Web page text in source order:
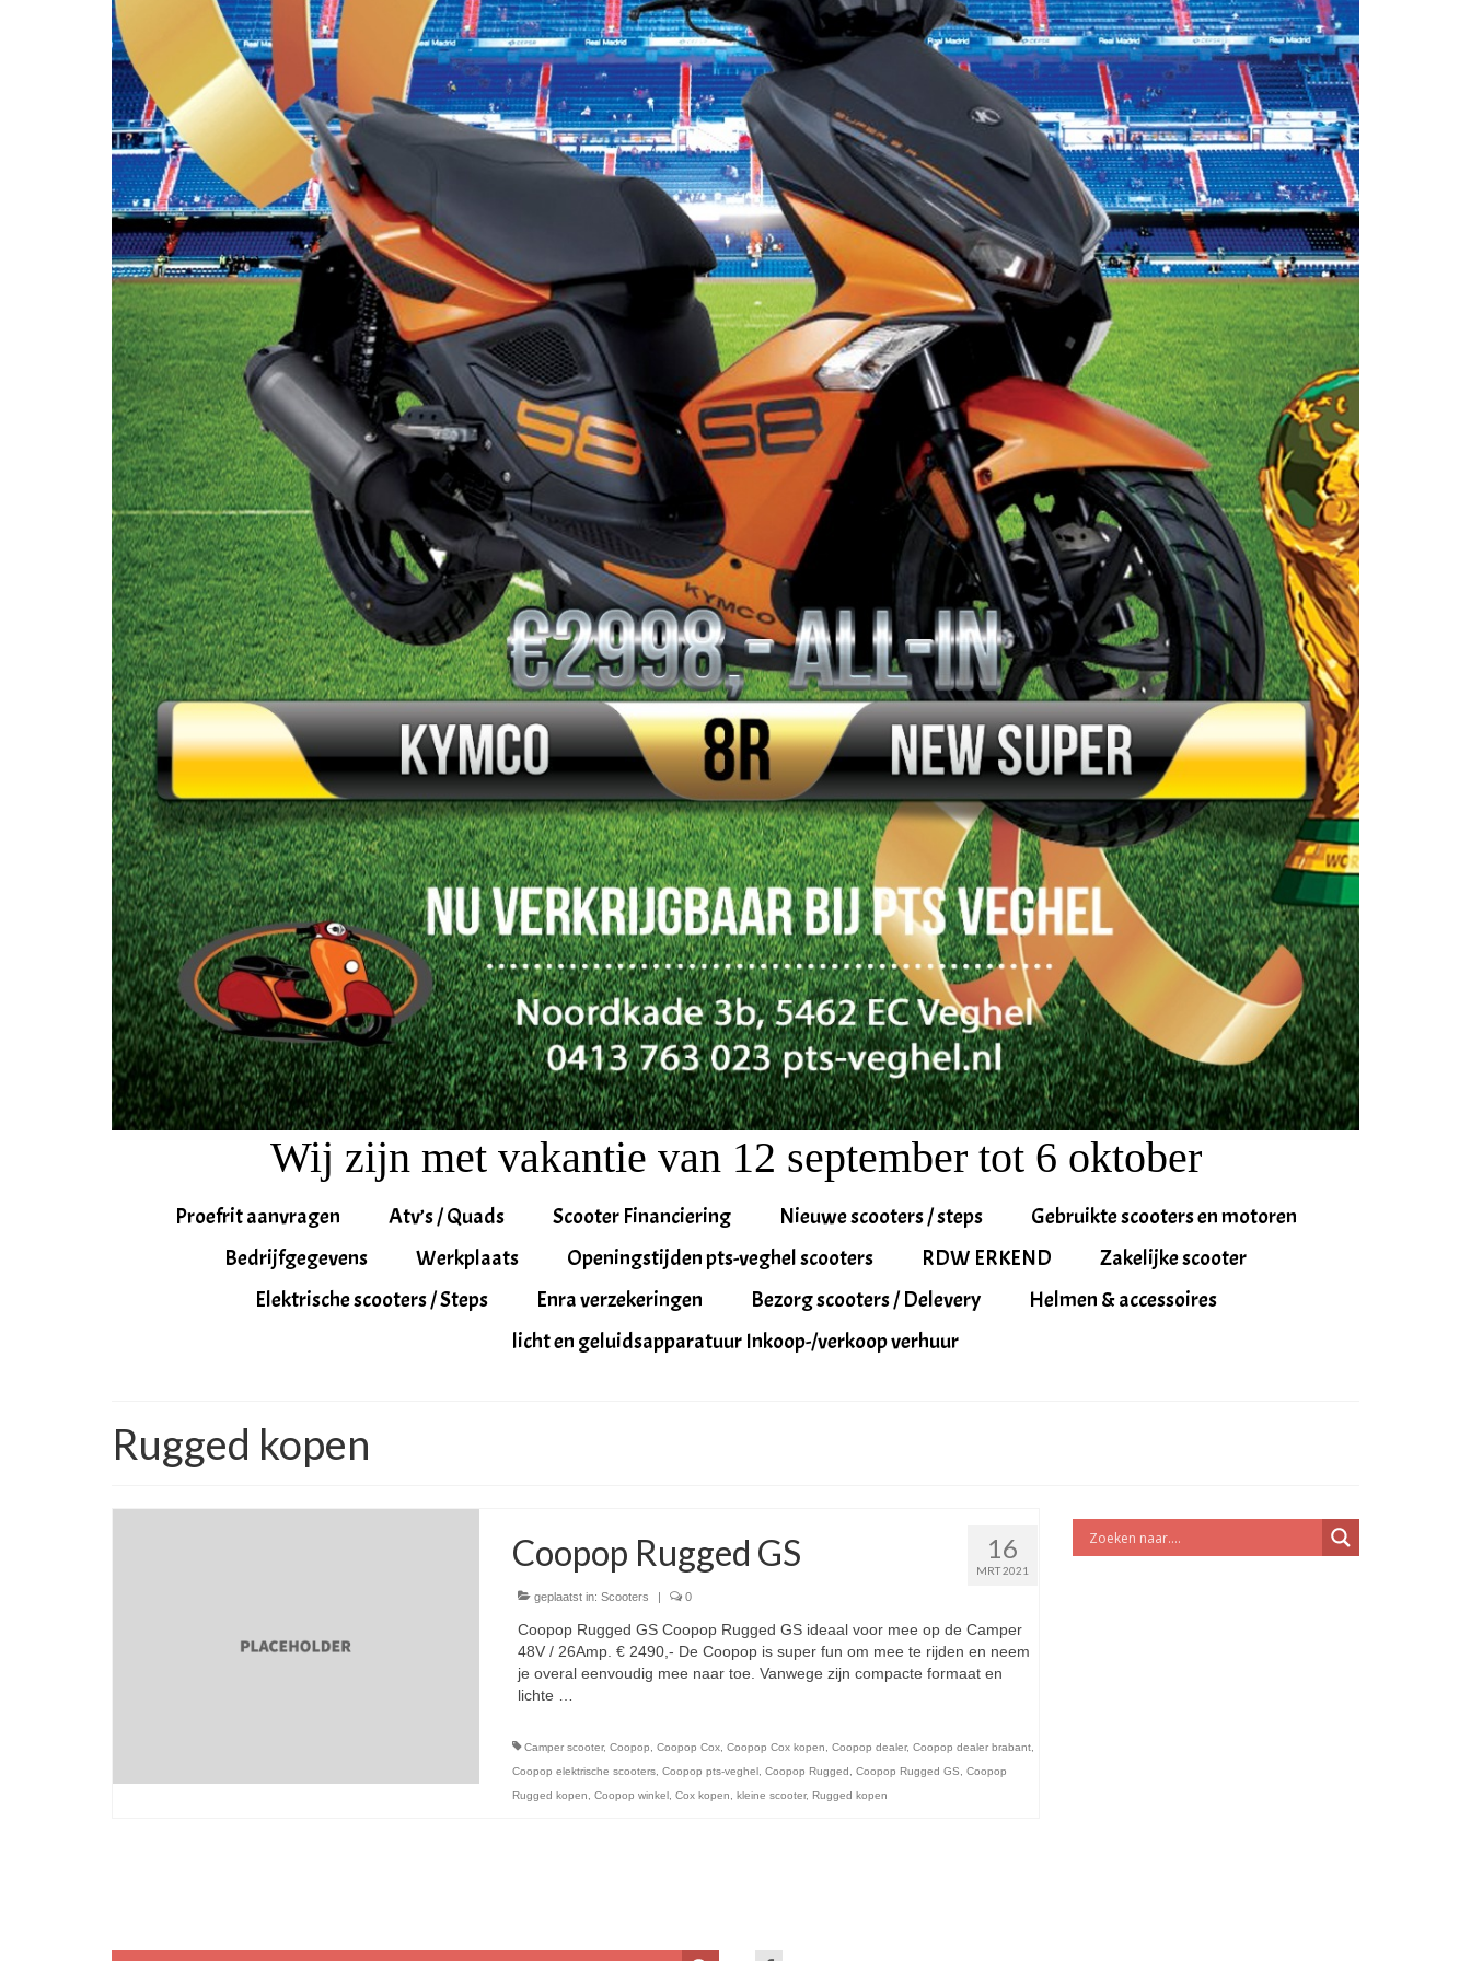
Wij zijn met vakantie van 12 september tot 6 oktober
Proefrit aanvragen Atv’s / Quads Scooter Financiering Nieuwe scooters / steps
Gebruikte scooters en motoren
Bedrijfgegevens
Werkplaats Openingstijden pts-veghel scooters RDW ERKEND
Zakelijke scooter
Elektrische scooters / Steps
Enra verzekeringen Bezorg scooters / Delevery
Helmen & accessoires
licht en geluidsapparatuur Inkoop-/verkoop verhuur
Rugged kopen
16
MRT 2021
Coopop Rugged GS
geplaatst in: Scooters 0
Coopop Rugged GS Coopop Rugged GS ideaal voor mee op de Camper
48V / 26Amp. € 2490,- De Coopop is super fun om mee te rijden en neem
je overal eenvoudig mee naar toe. Vanwege zijn compacte formaat en
lichte …
Camper scooter, Coopop, Coopop Cox, Coopop Cox kopen, Coopop dealer, Coopop dealer brabant,
Coopop elektrische scooters, Coopop pts-veghel, Coopop Rugged, Coopop Rugged GS, Coopop
Rugged kopen, Coopop winkel, Cox kopen, kleine scooter, Rugged kopen